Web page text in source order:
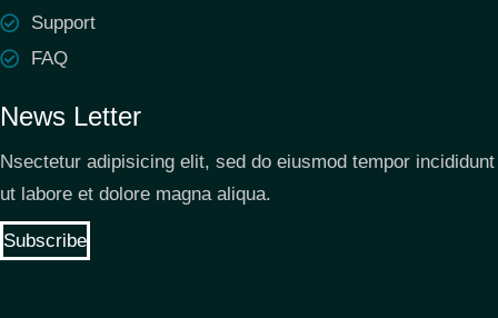
Support
FAQ
News Letter
Nsectetur adipisicing elit, sed do eiusmod tempor incididunt
ut labore et dolore magna aliqua.
Subscribe